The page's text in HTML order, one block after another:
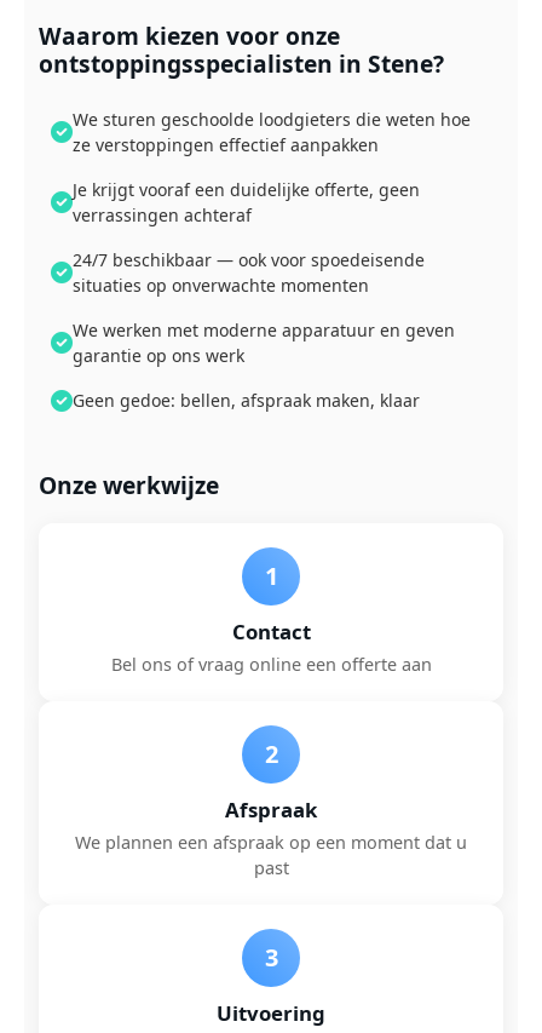
Waarom kiezen voor onze
ontstoppingsspecialisten in Stene?
We sturen geschoolde loodgieters die weten hoe
ze verstoppingen effectief aanpakken
Je krijgt vooraf een duidelijke offerte, geen
verrassingen achteraf
24/7 beschikbaar — ook voor spoedeisende
situaties op onverwachte momenten
We werken met moderne apparatuur en geven
garantie op ons werk
Geen gedoe: bellen, afspraak maken, klaar
Onze werkwijze
1
Contact
Bel ons of vraag online een offerte aan
2
Afspraak
We plannen een afspraak op een moment dat u
past
3
Uitvoering